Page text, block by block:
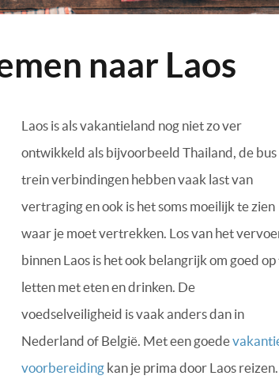
naar Laos
Laos is als vakantieland nog niet zo ver
ontwikkeld als bijvoorbeeld Thailand, de bus
trein verbindingen hebben vaak last van
vertraging en ook is het soms moeilijk te zien
waar je moet vertrekken. Los van het
binnen Laos is het ook belangrijk om goed op
letten met eten en drinken. De
voedselveiligheid is vaak anders dan in
Nederland of België. Met een goede
voorbereidingkan je prima door Laos reizen.